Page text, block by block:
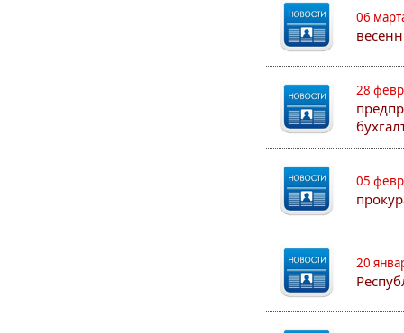
06
28
05
20